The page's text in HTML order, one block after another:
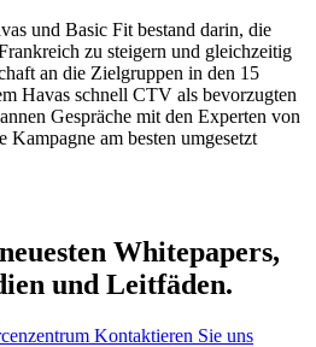
und Basic Fit bestand darin, die
zu steigern und gleichzeitig
an die Zielgruppen in den 15
Havas schnell CTV als bevorzugten
Gespräche mit den Experten von
am besten umgesetzt
Whitepapers,
und Leitfäden.
Kontaktieren Sie uns